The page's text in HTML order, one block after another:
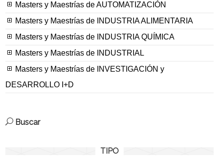
Masters y Maestrías de AUTOMATIZACIÓN
Masters y Maestrías de INDUSTRIA ALIMENTARIA
Masters y Maestrías de INDUSTRIA QUÍMICA
Masters y Maestrías de INDUSTRIAL
Masters y Maestrías de INVESTIGACIÓN y
DESARROLLO I+D
Buscar
TIPO